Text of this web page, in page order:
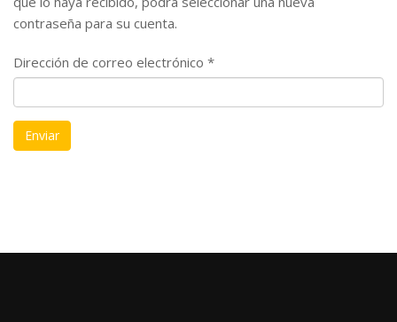
contraseña para su cuenta.
Dirección de correo electrónico *
Enviar